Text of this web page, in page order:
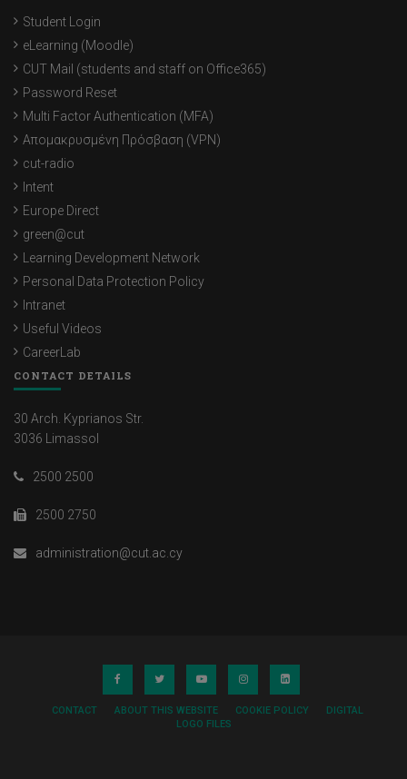
Student Login
eLearning (Moodle)
CUT Mail (students and staff on Office365)
Password Reset
Multi Factor Authentication (MFA)
Απομακρυσμένη Πρόσβαση (VPN)
cut-radio
Intent
Europe Direct
green@cut
Learning Development Network
Personal Data Protection Policy
Intranet
Useful Videos
CareerLab
CONTACT DETAILS
30 Arch. Kyprianos Str.
3036 Limassol
2500 2500
2500 2750
administration@cut.ac.cy
CONTACT ABOUT THIS WEBSITE COOKIE POLICY
DIGITAL
LOGO FILES